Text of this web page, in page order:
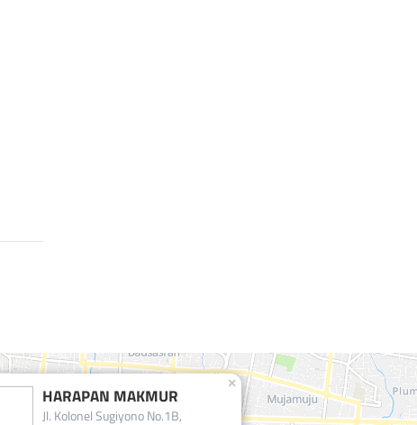
HARAPAN MAKMUR
Jl. Kolonel Sugiyono No.1B,
×